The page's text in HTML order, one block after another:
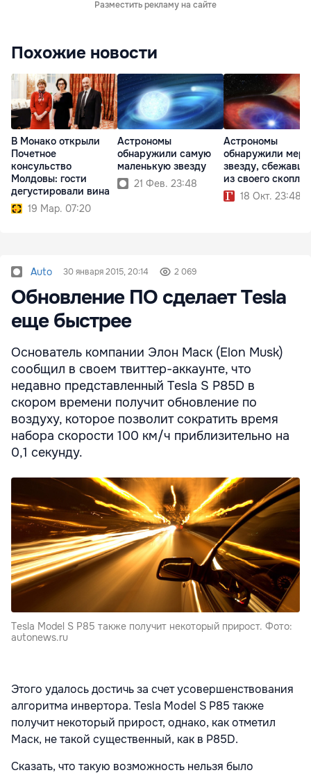
Разместить рекламу на сайте
Похожие новости
В Монако открыли
Почетное
консульство
Молдовы: гости
дегустировали вина
19 Мар. 07:20
Астрономы
обнаружили самую
маленькую звезду
21 Фев. 23:48
Астрономы
обнаружили
звезду,
из своего
18 Окт. 23:48
Auto 30 января 2015, 20:14 2 069
Обновление ПО сделает Tesla
еще быстрее
Основатель компании Элон Маск (Elon Musk)
сообщил в своем твиттер-аккаунте, что
недавно представленный Tesla S P85D в
скором времени получит обновление по
воздуху, которое позволит сократить время
набора скорости 100 км/ч приблизительно на
0,1 секунду.
Tesla Model S P85 также получит некоторый прирост. Фото:
autonews.ru
Этого удалось достичь за счет усовершенствования
алгоритма инвертора. Tesla Model S P85 также
получит некоторый прирост, однако, как отметил
Маск, не такой существенный, как в P85D.
Сказать, что такую возможность нельзя было